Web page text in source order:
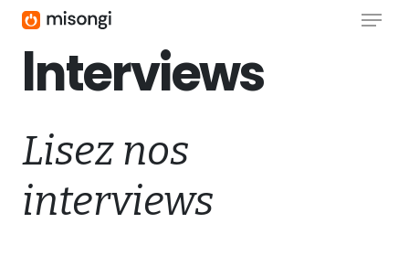
Skip
Menu
Interviews
Lisez nos
interviews